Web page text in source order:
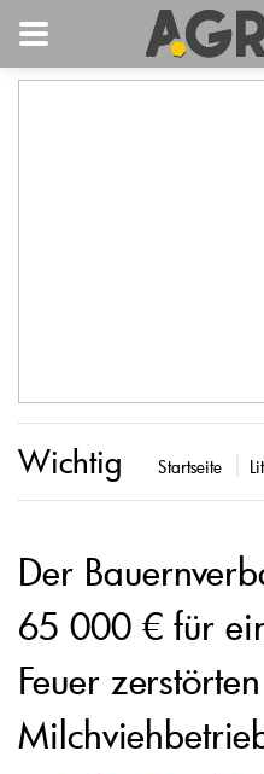
Wichtig Startseite
Der
65 000 € für
Feuer zerstörten